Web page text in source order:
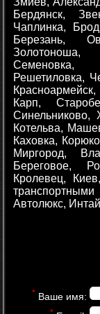
Бердянск,
Чаплинка,
Березань,
Золотоноша,
Решетиловка,
Карп,
Синельниково,
Котельва,
Каховка,
Миргород,
Береговое,
Кролевец,
Автолюкс,
* Ваше имя:
*